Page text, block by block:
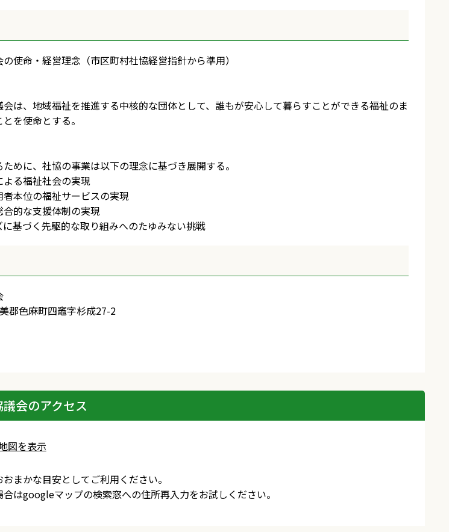
使命・経営理念（市区町村社協経営指針から準用）
は、地域福祉を推進する中核的な団体として、誰もが安心して暮らすことができる福祉のま
を使命とする。
めに、社協の事業は以下の理念に基づき展開する。
る福祉社会の実現
本位の福祉サービスの実現
的な支援体制の実現
基づく先駆的な取り組みへのたゆみない挑戦
郡色麻町四竈字杉成27-2
会のアクセス
図を表示
まかな目安としてご利用ください。
はgoogleマップの検索窓への住所再入力をお試しください。